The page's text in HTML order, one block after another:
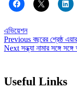
এভিয়েশন
Post
navigation
Previous Previous
post:
বছরের শ্রেষ্ঠ
Next Next
সন্ধ্যা নামার সঙ্গে
Useful Links